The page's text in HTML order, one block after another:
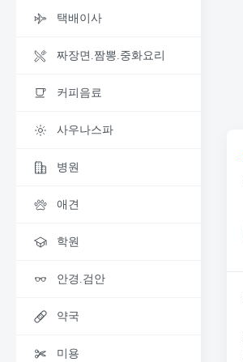
택배이사
짜장면.짬뽕.중화요리
커피음료
사우나스파
병원
애견
학원
안경.검안
약국
미용